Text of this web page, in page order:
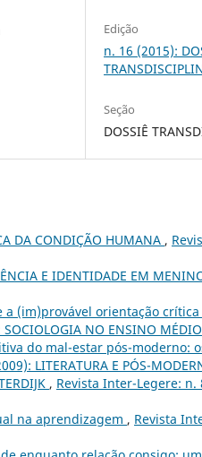
Edição
n. 16 (2015):
Seção
DOSSIÊ
DA CONDIÇÃO HUMANA ,
E IDENTIDADE EM
(im)provável orientação
NO ENSINO MÉDIO
do mal-estar pós-moderno:
LITERATURA E PÓS-
, Revista Inter-Legere: n.
na aprendizagem , Revista